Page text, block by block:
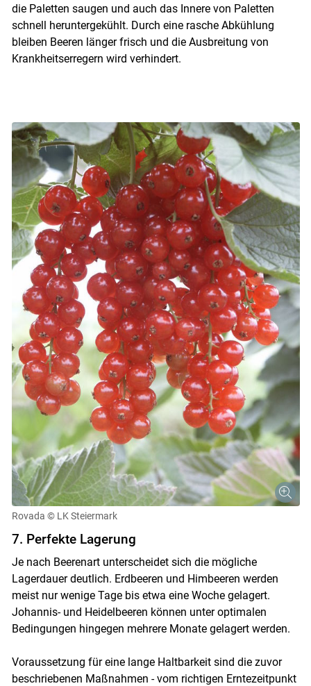
die Paletten saugen und auch das Innere von Paletten
schnell heruntergekühlt. Durch eine rasche Abkühlung
bleiben Beeren länger frisch und die Ausbreitung von
Krankheitserregern wird verhindert.
Rovada © LK Steiermark
7. Perfekte Lagerung
Je nach Beerenart unterscheidet sich die mögliche
Lagerdauer deutlich. Erdbeeren und Himbeeren werden
meist nur wenige Tage bis etwa eine Woche gelagert.
Johannis- und Heidelbeeren können unter optimalen
Bedingungen hingegen mehrere Monate gelagert werden.
Voraussetzung für eine lange Haltbarkeit sind die zuvor
beschriebenen Maßnahmen - vom richtigen Erntezeitpunkt